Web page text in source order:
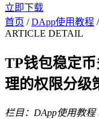
立即下载
首页 / DApp使用教程 /
ARTICLE DETAIL
TP钱包稳定
理的权限分级
栏目：DApp使用教程